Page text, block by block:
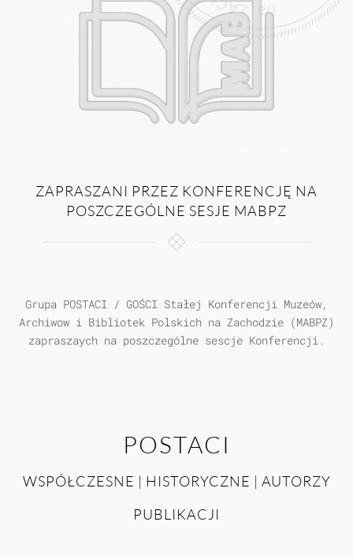
ZAPRASZANI PRZEZ KONFERENCJĘ NA
POSZCZEGÓLNE SESJE MABPZ
Grupa POSTACI / GOŚCI Stałej Konferencji Muzeów,
Archiwow i Bibliotek Polskich na Zachodzie (MABPZ)
zapraszaych na poszczególne sescje Konferencji.
POSTACI
WSPÓŁCZESNE | HISTORYCZNE | AUTORZY
PUBLIKACJI